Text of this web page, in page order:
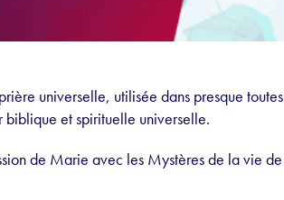
universelle, utilisée dans presque toutes
biblique et spirituelle universelle.
de Marie avec les Mystères de la vie de